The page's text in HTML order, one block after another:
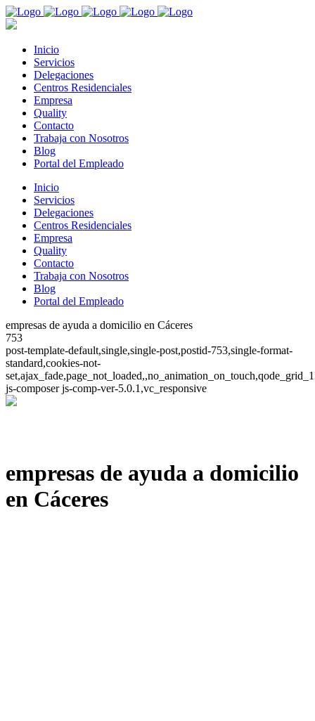
Inicio
Servicios
Delegaciones
Centros Residenciales
Empresa
Quality
Contacto
Trabaja con Nosotros
Blog
Portal del Empleado
Inicio
Servicios
Delegaciones
Centros Residenciales
Empresa
Quality
Contacto
Trabaja con Nosotros
Blog
Portal del Empleado
empresas de ayuda a domicilio en Cáceres
753
post-template-default,single,single-post,postid-753,single-format-
standard,cookies-not-
js-composer js-comp-ver-5.0.1,vc_responsive
empresas de ayuda a domicilio
en Cáceres